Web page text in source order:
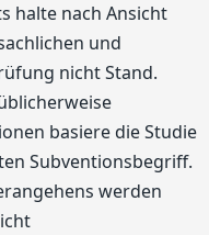
halte nach Ansicht
und
nicht Stand.
basiere die Studie
Subventionsbegriff.
werden